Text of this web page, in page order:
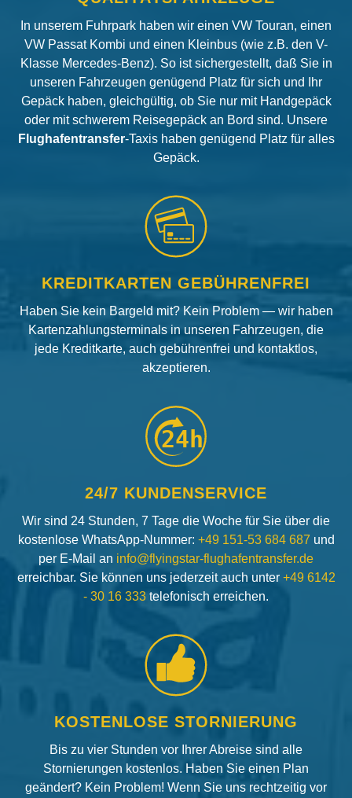
In unserem Fuhrpark haben wir einen VW Touran, einen
VW Passat Kombi und einen Kleinbus (wie z.B. den V-
Klasse Mercedes-Benz). So ist sichergestellt, daß Sie in
unseren Fahrzeugen genügend Platz für sich und Ihr
Gepäck haben, gleichgültig, ob Sie nur mit Handgepäck
oder mit schwerem Reisegepäck an Bord sind. Unsere
Flughafentransfer-Taxis haben genügend Platz für alles
Gepäck.
KREDITKARTEN GEBÜHRENFREI
Haben Sie kein Bargeld mit? Kein Problem — wir haben
Kartenzahlungsterminals in unseren Fahrzeugen, die
jede Kreditkarte, auch gebührenfrei und kontaktlos,
akzeptieren.
24h
24/7 KUNDENSERVICE
Wir sind 24 Stunden, 7 Tage die Woche für Sie über die
kostenlose WhatsApp-Nummer: +49 151-53 684 687 und
per E-Mail an info@flyingstar-flughafentransfer.de
erreichbar. Sie können uns jederzeit auch unter +49 6142
- 30 16 333 telefonisch erreichen.
KOSTENLOSE STORNIERUNG
Bis zu vier Stunden vor Ihrer Abreise sind alle
Stornierungen kostenlos. Haben Sie einen Plan
geändert? Kein Problem! Wenn Sie uns rechtzeitig vor